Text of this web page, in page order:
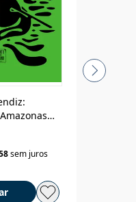
Marajó
sem juros